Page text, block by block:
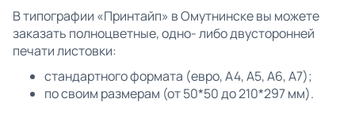
В типографии «Принтайп» в Омутнинске вы можете
заказать полноцветные, одно- либо двусторонней
печати листовки:
стандартного формата (евро, А4, А5, А6, А7);
по своим размерам (от 50*50 до 210*297 мм).